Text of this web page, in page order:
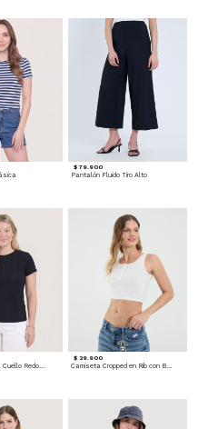
$ 79.900
Pantalón Fluido Tiro Alto
Camiseta Básica Cuello Redondo
$ 39.900
Camiseta Cropped en Rib con Botones